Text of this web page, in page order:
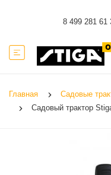
8 499 281 61
Главная
Садовые
Садовый трактор